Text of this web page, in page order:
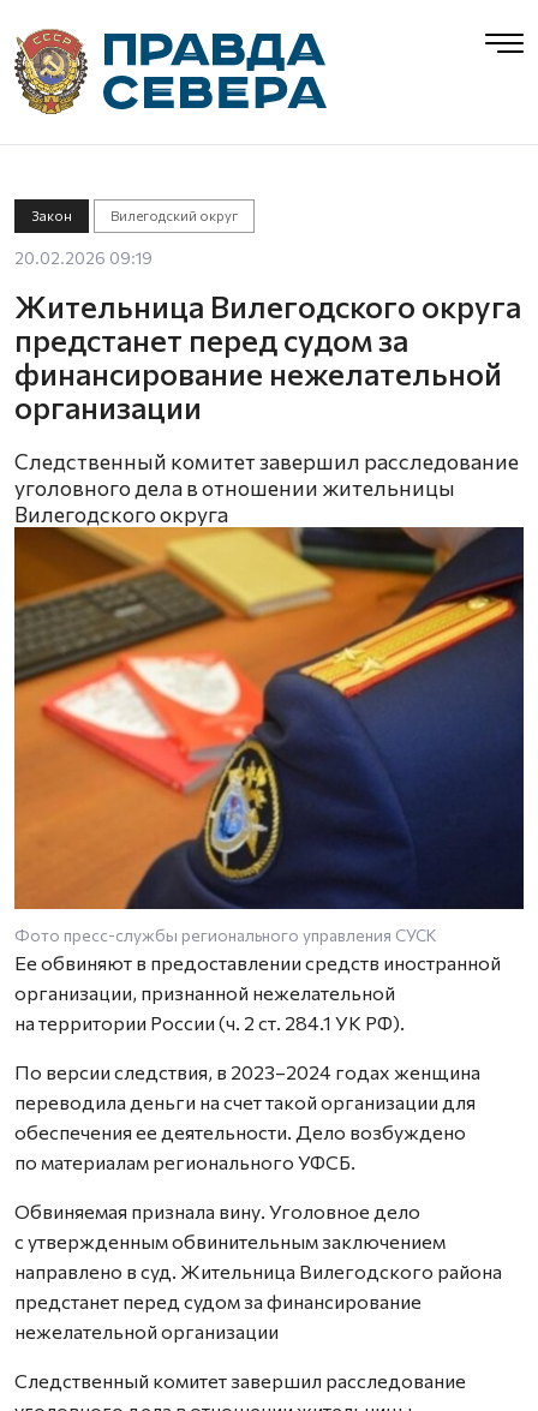
Закон Вилегодский округ
20.02.2026 09:19
Жительница Вилегодского округа
предстанет перед судом за
финансирование нежелательной
организации
Следственный комитет завершил расследование
уголовного дела в отношении жительницы
Вилегодского округа
Фото пресс-службы регионального управления СУСК
Ее обвиняют в предоставлении средств иностранной
организации, признанной нежелательной
на территории России (ч. 2 ст. 284.1 УК РФ).
По версии следствия, в 2023–2024 годах женщина
переводила деньги на счет такой организации для
обеспечения ее деятельности. Дело возбуждено
по материалам регионального УФСБ.
Обвиняемая признала вину. Уголовное дело
с утвержденным обвинительным заключением
направлено в суд. Жительница Вилегодского района
предстанет перед судом за финансирование
нежелательной организации
Следственный комитет завершил расследование